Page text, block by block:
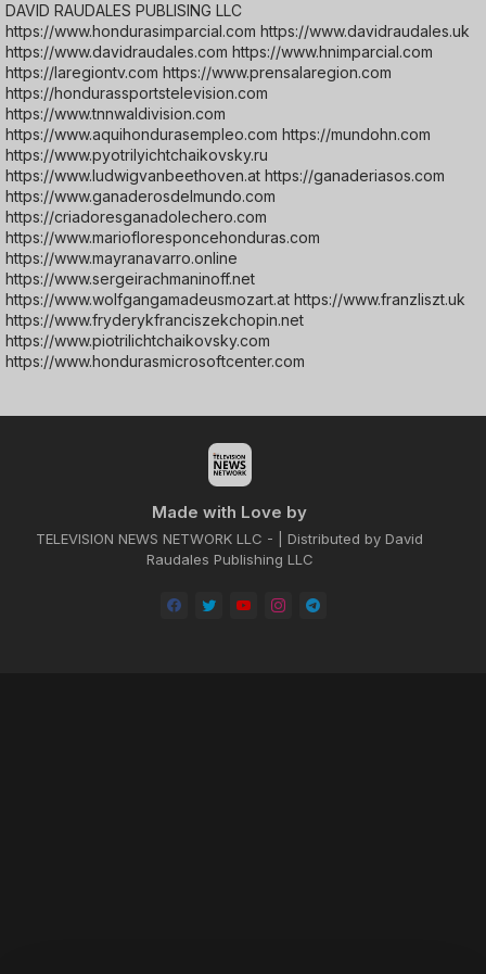
DAVID RAUDALES PUBLISING LLC
https://www.hondurasimparcial.com https://www.davidraudales.uk
https://www.davidraudales.com https://www.hnimparcial.com
https://laregiontv.com https://www.prensalaregion.com
https://hondurassportstelevision.com
https://www.tnnwaldivision.com
https://www.aquihondurasempleo.com https://mundohn.com
https://www.pyotrilyichtchaikovsky.ru
https://www.ludwigvanbeethoven.at https://ganaderiasos.com
https://www.ganaderosdelmundo.com
https://criadoresganadolechero.com
https://www.mariofloresponcehonduras.com
https://www.mayranavarro.online
https://www.sergeirachmaninoff.net
https://www.wolfgangamadeusmozart.at https://www.franzliszt.uk
https://www.fryderykfranciszekchopin.net
https://www.piotrilichtchaikovsky.com
https://www.hondurasmicrosoftcenter.com
Made with Love by
TELEVISION NEWS NETWORK LLC - | Distributed by David
Raudales Publishing LLC